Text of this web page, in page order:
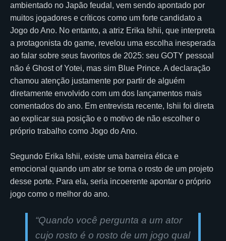
ambientado no Japão feudal, vem sendo apontado por
muitos jogadores e críticos como um forte candidato a
Jogo do Ano. No entanto, a atriz Erika Ishii, que interpreta
a protagonista do game, revelou uma escolha inesperada
ao falar sobre seus favoritos de 2025: seu GOTY pessoal
não é Ghost of Yotei, mas sim Blue Prince. A declaração
chamou atenção justamente por partir de alguém
diretamente envolvido com um dos lançamentos mais
comentados do ano. Em entrevista recente, Ishii foi direta
ao explicar sua posição e o motivo de não escolher o
próprio trabalho como Jogo do Ano.
Segundo Erika Ishii, existe uma barreira ética e
emocional quando um ator se torna o rosto de um projeto
desse porte. Para ela, seria incoerente apontar o próprio
jogo como o melhor do ano.
“Quando você pergunta a um ator
cujo rosto é o rosto de um jogo qual